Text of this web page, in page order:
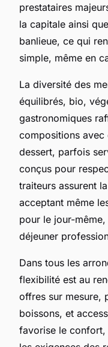
prestataires
la capitale ainsi
banlieue, ce qui
simple, même en
La diversité des
équilibrés, bio,
gastronomiques
compositions
dessert, parfois
conçus pour
traiteurs assurent
acceptant même
pour le jour-
déjeuner
Dans tous les
flexibilité est au
offres sur mesure,
boissons, et
favorise le